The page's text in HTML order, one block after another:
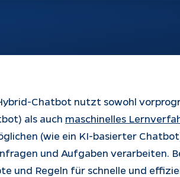
Chatbot nutzt sowohl
als auch maschinelles
(wie ein KI-basierter
und Aufgaben verarbeiten.
und Regeln für schnelle und